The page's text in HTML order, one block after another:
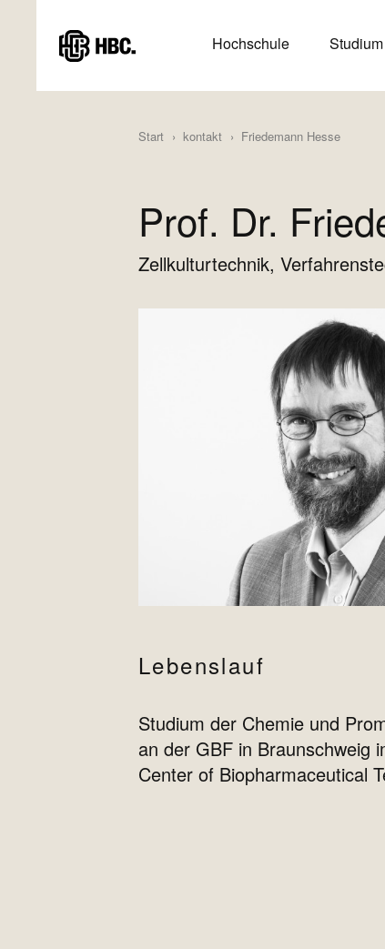
HAUPTMENÜ
Hochschule Studium
Start kontakt Friedemann Hesse
Prof. Dr.
Zellkulturtechnik,
Lebenslauf
Studium der Chemie und
an der GBF in Braunschweig
Center of Biopharmaceutical